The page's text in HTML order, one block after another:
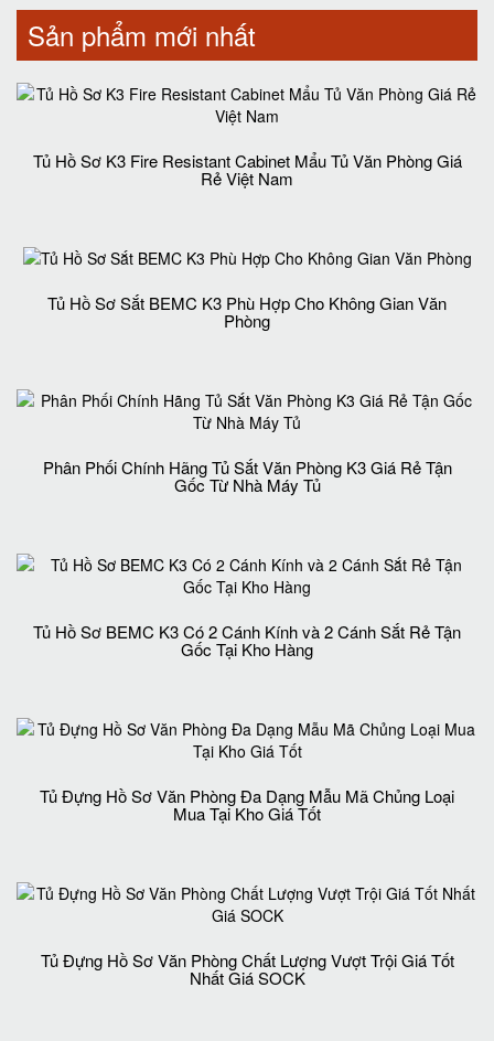
Sản phẩm mới nhất
Tủ Hồ Sơ K3 Fire Resistant Cabinet Mẩu Tủ Văn Phòng Giá
Rẻ Việt Nam
Tủ Hồ Sơ Sắt BEMC K3 Phù Hợp Cho Không Gian Văn
Phòng
Phân Phối Chính Hãng Tủ Sắt Văn Phòng K3 Giá Rẻ Tận
Gốc Từ Nhà Máy Tủ
Tủ Hồ Sơ BEMC K3 Có 2 Cánh Kính và 2 Cánh Sắt Rẻ Tận
Gốc Tại Kho Hàng
Tủ Đựng Hồ Sơ Văn Phòng Đa Dạng Mẫu Mã Chủng Loại
Mua Tại Kho Giá Tốt
Tủ Đựng Hồ Sơ Văn Phòng Chất Lượng Vượt Trội Giá Tốt
Nhất Giá SOCK